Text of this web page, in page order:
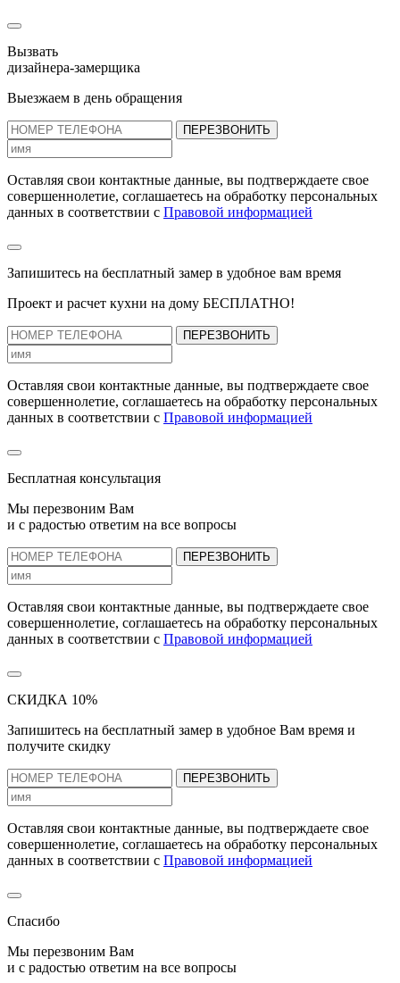
Вызвать
дизайнера-замерщика
Выезжаем в день обращения
ПЕРЕЗВОНИТЬ
Оставляя свои контактные данные, вы подтверждаете свое
совершеннолетие, соглашаетесь на обработку персональных
данных в соответствии с Правовой информацией
Запишитесь на бесплатный замер в удобное вам время
Проект и расчет кухни на дому БЕСПЛАТНО!
ПЕРЕЗВОНИТЬ
Оставляя свои контактные данные, вы подтверждаете свое
совершеннолетие, соглашаетесь на обработку персональных
данных в соответствии с Правовой информацией
Бесплатная консультация
Мы перезвоним Вам
и с радостью ответим на все вопросы
ПЕРЕЗВОНИТЬ
Оставляя свои контактные данные, вы подтверждаете свое
совершеннолетие, соглашаетесь на обработку персональных
данных в соответствии с Правовой информацией
СКИДКА 10%
Запишитесь на бесплатный замер в удобное Вам время и
получите скидку
ПЕРЕЗВОНИТЬ
Оставляя свои контактные данные, вы подтверждаете свое
совершеннолетие, соглашаетесь на обработку персональных
данных в соответствии с Правовой информацией
Спасибо
Мы перезвоним Вам
и с радостью ответим на все вопросы